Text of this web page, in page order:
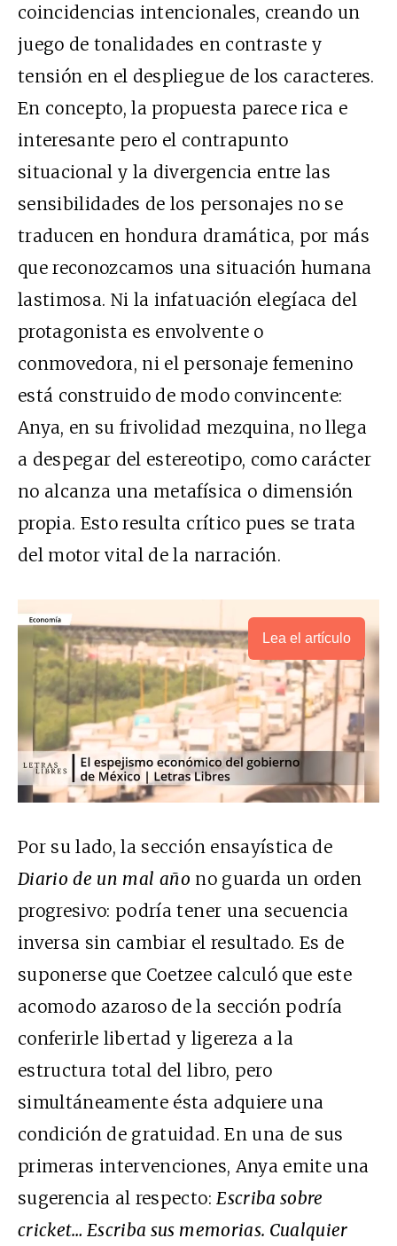
coincidencias intencionales, creando un
juego de tonalidades en contraste y
tensión en el despliegue de los caracteres.
En concepto, la propuesta parece rica e
interesante pero el contrapunto
situacional y la divergencia entre las
sensibilidades de los personajes no se
traducen en hondura dramática, por más
que reconozcamos una situación humana
lastimosa. Ni la infatuación elegíaca del
protagonista es envolvente o
conmovedora, ni el personaje femenino
está construido de modo convincente:
Anya, en su frivolidad mezquina, no llega
a despegar del estereotipo, como carácter
no alcanza una metafísica o dimensión
propia. Esto resulta crítico pues se trata
del motor vital de la narración.
Lea el artículo
Por su lado, la sección ensayística de
Diario de un mal año no guarda un orden
progresivo: podría tener una secuencia
inversa sin cambiar el resultado. Es de
suponerse que Coetzee calculó que este
acomodo azaroso de la sección podría
conferirle libertad y ligereza a la
estructura total del libro, pero
simultáneamente ésta adquiere una
condición de gratuidad. En una de sus
primeras intervenciones, Anya emite una
sugerencia al respecto:Escriba sobre
cricket… Escriba sus memorias. Cualquier